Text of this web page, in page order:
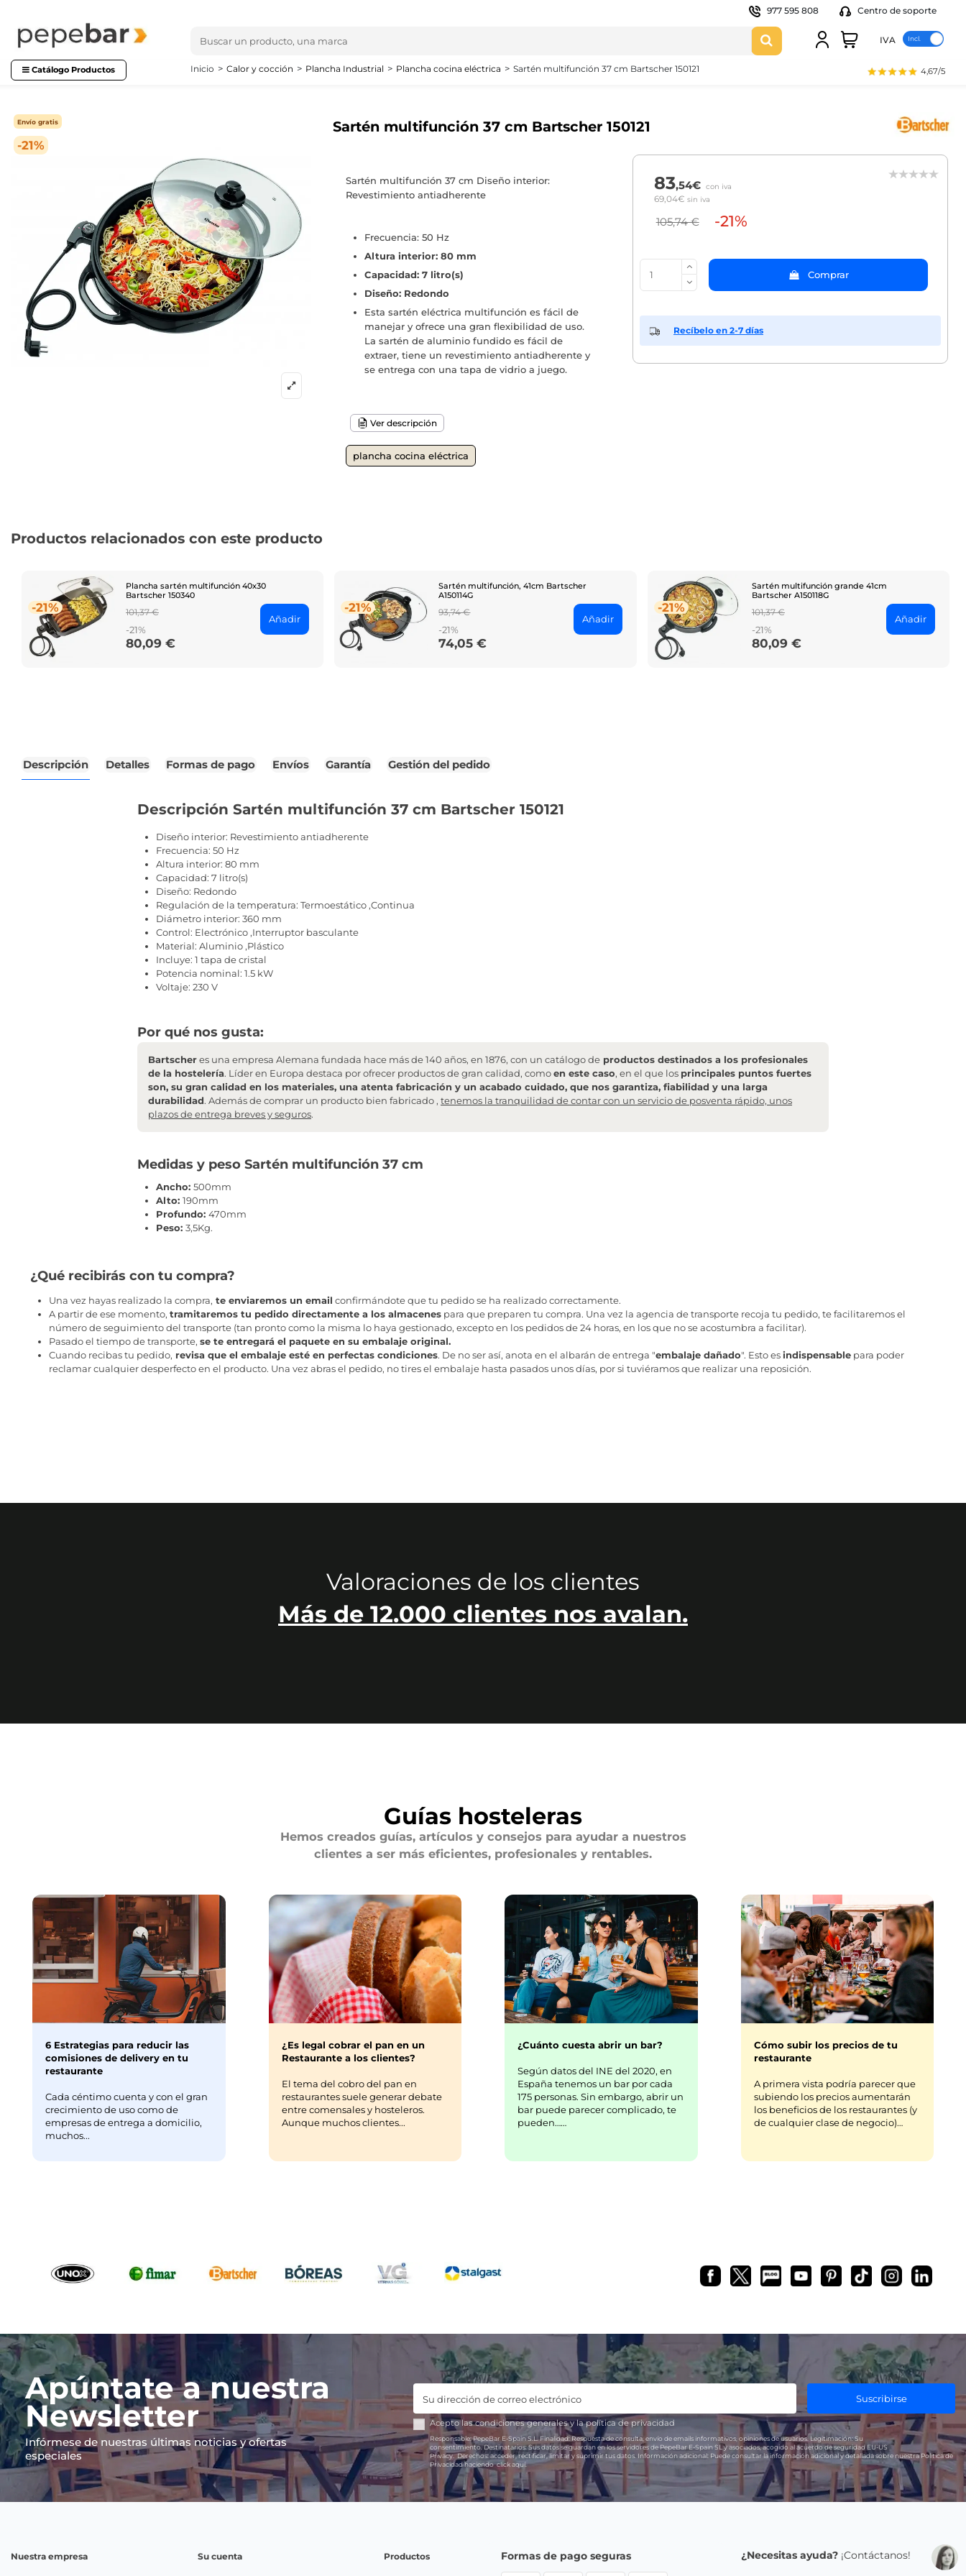
977 595 808 Centro de soporte
IVA
Catálogo Productos 4,67/5
Inicio Calor y cocción Plancha Industrial Plancha cocina eléctrica Sartén multifunción 37 cm Bartscher 150121
-21%
Envío gratis Sartén multifunción 37 cm Bartscher 150121
Sartén multifunción 37 cm Diseño interior:
Revestimiento antiadherente
Frecuencia: 50 Hz
Altura interior: 80 mm
Capacidad: 7 litro(s)
Diseño: Redondo
Esta sartén eléctrica multifunción es fácil de
manejar y ofrece una gran flexibilidad de uso.
La sartén de aluminio fundido es fácil de
extraer, tiene un revestimiento antiadherente y
se entrega con una tapa de vidrio a juego.
Ver descripción
plancha cocina eléctrica
83,54€ con iva
69,04€ sin iva
105,74 € -21%
Comprar
Recíbelo en 2-7 días
Productos relacionados con este producto
-21%
Plancha sartén multifunción 40x30
Bartscher 150340
Regular
price
101,37 €
-21%
Price
80,09 €
Añadir
-21%
Sartén multifunción, 41cm Bartscher
A150114G
Regular
price
93,74 €
-21%
Price
74,05 €
Añadir
-21%
Sartén multifunción grande 41cm
Bartscher A150118G
Regular
price
101,37 €
-21%
Price
80,09 €
Añadir
Descripción Detalles Formas de pago Envíos Garantía Gestión del pedido
Descripción Sartén multifunción 37 cm Bartscher 150121
Diseño interior: Revestimiento antiadherente
Frecuencia: 50 Hz
Altura interior: 80 mm
Capacidad: 7 litro(s)
Diseño: Redondo
Regulación de la temperatura: Termoestático ,Continua
Diámetro interior: 360 mm
Control: Electrónico ,Interruptor basculante
Material: Aluminio ,Plástico
Incluye: 1 tapa de cristal
Potencia nominal: 1.5 kW
Voltaje: 230 V
Por qué nos gusta:
Bartscheres una empresa Alemana fundada hace más de 140 años, en 1876, con un catálogo de productos destinados a los profesionales
de la hostelería. Líder en Europa destaca por ofrecer productos de gran calidad, comoen este caso, en el que los principales puntos fuertes
son, su gran calidad en los materiales, una atenta fabricación y un acabado cuidado, que nos garantiza, fiabilidad y una larga
durabilidad. Además de comprar un producto bien fabricado , tenemos la tranquilidad de contar con un servicio de posventa rápido, unos
plazos de entrega breves y seguros.
Medidas y peso Sartén multifunción 37 cm
Ancho: 500mm
Alto: 190mm
Profundo: 470mm
Peso: 3,5Kg.
¿Qué recibirás con tu compra?
Una vez hayas realizado la compra, te enviaremos un email confirmándote que tu pedido se ha realizado correctamente.
A partir de ese momento, tramitaremos tu pedido directamente a los almacenespara que preparen tu compra. Una vez la agencia de transporte recoja tu pedido, te facilitaremos el
número de seguimiento del transporte (tan pronto como la misma lo haya gestionado, excepto en los pedidos de 24 horas, en los que no se acostumbra a facilitar).
Pasado el tiempo de transporte, se te entregará el paquete en su embalaje original.
Cuando recibas tu pedido, revisa que el embalaje esté en perfectas condiciones. De no ser así, anota en el albarán de entrega "embalaje dañado". Esto esindispensablepara poder
reclamar cualquier desperfecto en el producto. Una vez abras el pedido, no tires el embalaje hasta pasados unos días, por si tuviéramos que realizar una reposición.
Valoraciones de los clientes
Más de 12.000 clientes nos avalan.
Guías hosteleras
Hemos creados guías, artículos y consejos para ayudar a nuestros
clientes a ser más eficientes, profesionales y rentables.
6 Estrategias para reducir las
comisiones de delivery en tu
restaurante
Cada céntimo cuenta y con el gran
crecimiento de uso como de
empresas de entrega a domicilio,
muchos...
¿Es legal cobrar el pan en un
Restaurante a los clientes?
El tema del cobro del pan en
restaurantes suele generar debate
entre comensales y hosteleros.
Aunque muchos clientes...
¿Cuánto cuesta abrir un bar?
Según datos del INE del 2020, en
España tenemos un bar por cada
175 personas. Sin embargo, abrir un
bar puede parecer complicado, te
pueden……
Cómo subir los precios de tu
restaurante
A primera vista podría parecer que
subiendo los precios aumentarán
los beneficios de los restaurantes (y
de cualquier clase de negocio)…
Apúntate a nuestra
Newsletter
Infórmese de nuestras últimas noticias y ofertas
especiales
Suscribirse
Acepto lascondiciones generalesy lapolítica de privacidad
Responsable:PepeBar E-Spain S.L.Finalidad:Respuesta de consulta, envío de emails informativos, opiniones de usuarios. Legitimación:Su
consentimiento.Destinatarios:Sus datos se guardan en los servidores de PepeBar E-Spain SL y asociados, acogido al acuerdo de seguridad EU-US
Privacy.Derechos:acceder, rectificar, limitar y suprimir tus datos. Información adicional:Puede consultar la información adicional y detallada sobre nuestra Política de
Privacidad haciendoclick aquí.
Nuestra empresa Su cuenta Productos Formas de pago seguras ¿Necesitas ayuda? ¡Contáctanos!